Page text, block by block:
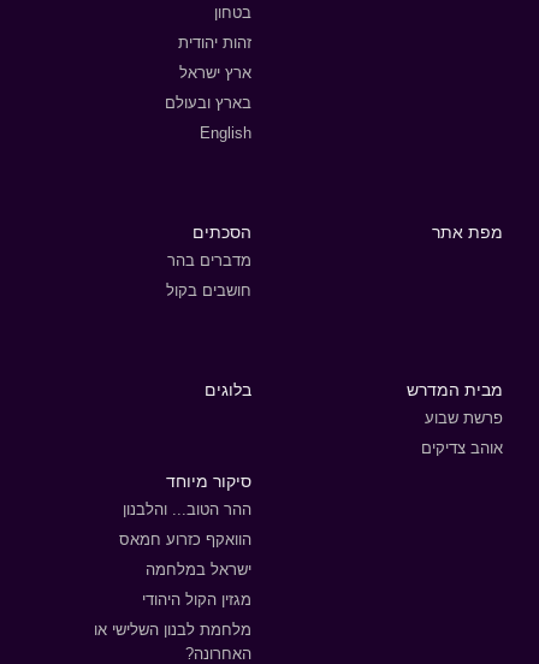
בטחון
זהות יהודית
ארץ ישראל
בארץ ובעולם
English
מפת אתר הסכתים
מדברים בהר
חושבים בקול
מבית המדרש
פרשת שבוע
אוהב צדיקים
בלוגים
סיקור מיוחד
ההר הטוב... והלבנון
הוואקף כזרוע חמאס
ישראל במלחמה
מגזין הקול היהודי
מלחמת לבנון השלישי או
האחרונה?